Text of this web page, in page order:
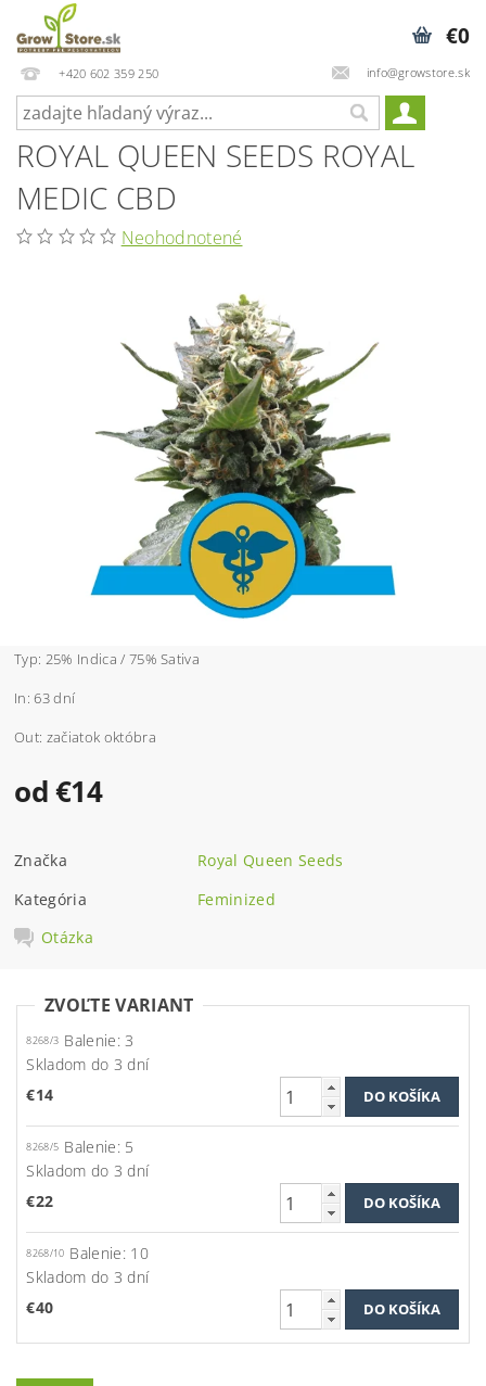
+420 602 359 250 info@growstore.sk
€0
ROYAL QUEEN SEEDS ROYAL
MEDIC CBD
Neohodnotené
Typ: 25% Indica / 75% Sativa
In: 63 dní
Out: začiatok októbra
od €14
Značka
Royal Queen Seeds
Kategória
Feminized
Otázka
ZVOĽTE VARIANT
8268/3 Balenie: 3
Skladom do 3 dní
€14
8268/5 Balenie: 5
Skladom do 3 dní
€22
8268/10 Balenie: 10
Skladom do 3 dní
€40